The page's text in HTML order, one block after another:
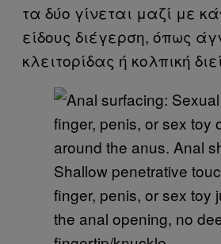
τα δύο γίνεται μαζί με
είδους διέγερση, όπως
κλειτορίδας ή κολπική